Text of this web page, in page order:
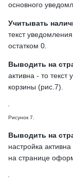
основного
Учитывать
текст
остатком 0.
Выводить на
активна - то
корзины (рис.7).
Рисунок 7.
Выводить на
настройка
на странице